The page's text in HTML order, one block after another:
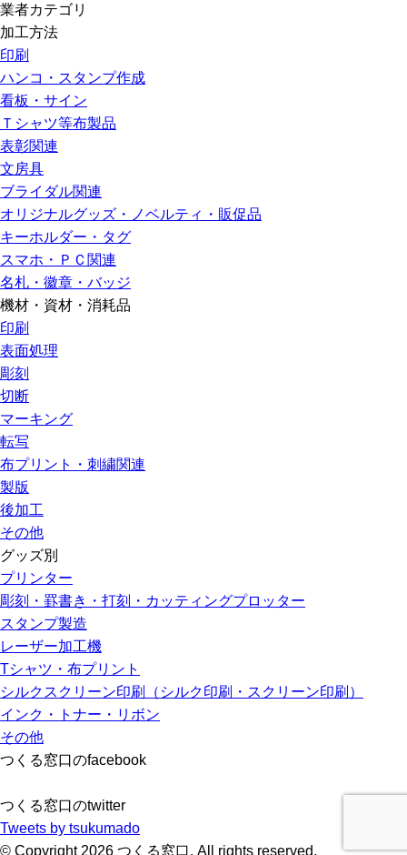
業者カテゴリ
加工方法
印刷
ハンコ・スタンプ作成
看板・サイン
Ｔシャツ等布製品
表彰関連
文房具
ブライダル関連
オリジナルグッズ・ノベルティ・販促品
キーホルダー・タグ
スマホ・ＰＣ関連
名札・徽章・バッジ
機材・資材・消耗品
印刷
表面処理
彫刻
切断
マーキング
転写
布プリント・刺繍関連
製版
後加工
その他
グッズ別
プリンター
彫刻・罫書き・打刻・カッティングプロッター
スタンプ製造
レーザー加工機
Tシャツ・布プリント
シルクスクリーン印刷（シルク印刷・スクリーン印刷）
インク・トナー・リボン
その他
つくる窓口のfacebook
つくる窓口のtwitter
Tweets by tsukumado
© Copyright 2026 つくる窓口. All rights reserved.